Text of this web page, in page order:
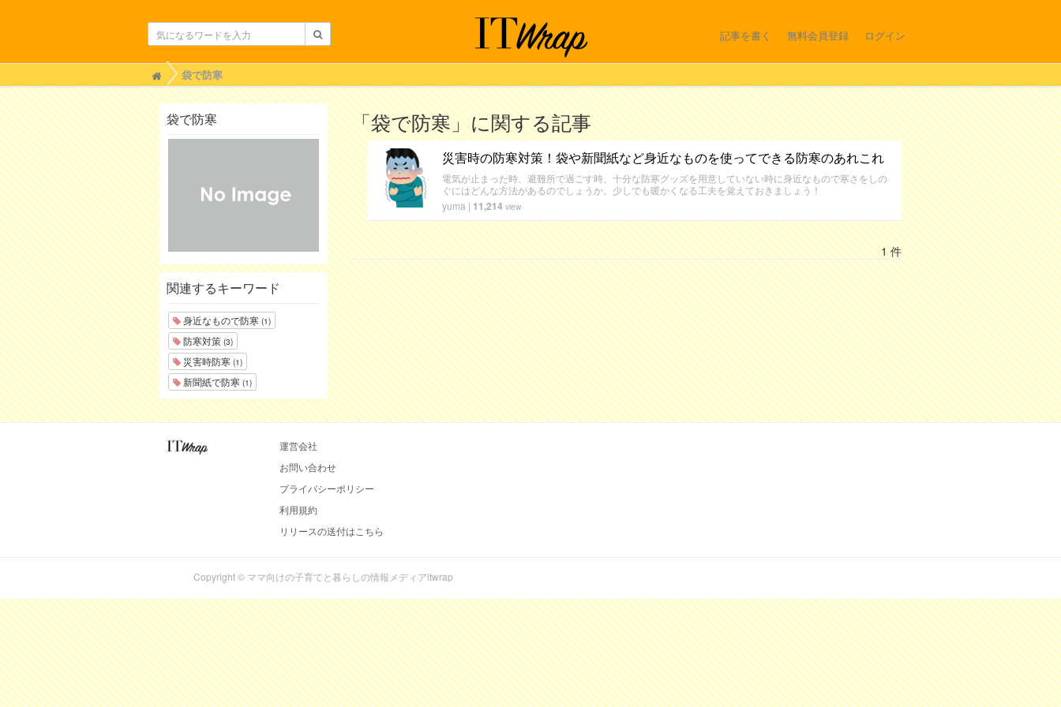
記事を書く 無料会員登録 ログイン
H
o
m
袋で防寒
袋で防寒
関連するキーワード
身近なもので防寒 (1)
防寒対策 (3)
災害時防寒 (1)
新聞紙で防寒 (1)
「袋で防寒」に関する記事
災害時の防寒対策！袋や新聞紙など身近なものを使ってできる防寒のあれこれ
電気が止まった時、避難所で過ごす時、十分な防寒グッズを用意していない時に身近なもので寒さをしの
ぐにはどんな方法があるのでしょうか。少しでも暖かくなる工夫を覚えておきましょう！
yuma | 11,214 view
1 件
運営会社
お問い合わせ
プライバシーポリシー
利用規約
リリースの送付はこちら
Copyright © ママ向けの子育てと暮らしの情報メディアitwrap